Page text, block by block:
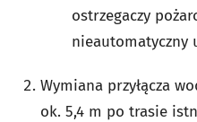
ostrzegaczy
nieautomatyczny
Wymiana przyłącza
ok. 5,4 m po trasie